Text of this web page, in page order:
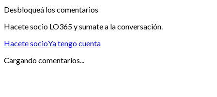
Desbloqueá los comentarios
Hacete socio LO365 y sumate a la conversación.
Hacete socioYa tengo cuenta
Cargando comentarios...